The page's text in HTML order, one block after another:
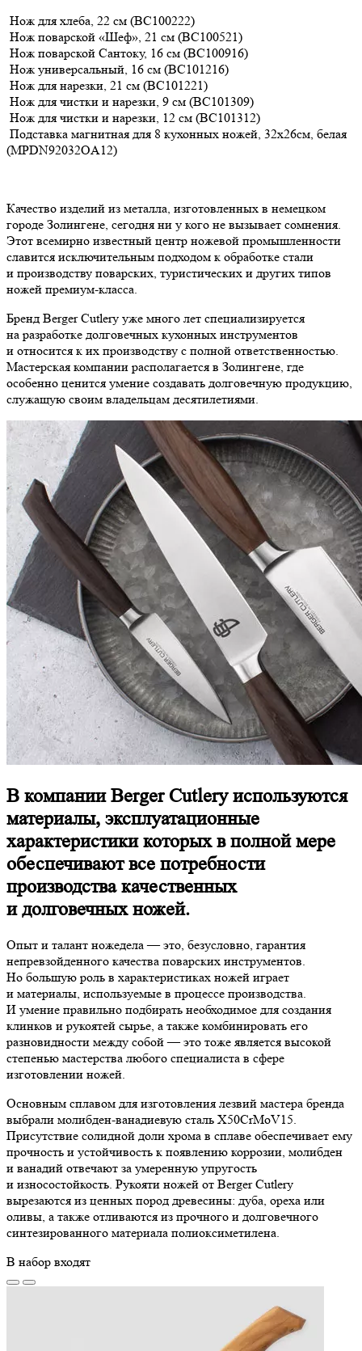
Нож для хлеба, 22 см (BC100222)
Нож поварской «Шеф», 21 см (BC100521)
Нож поварской Сантоку, 16 см (BC100916)
Нож универсальный, 16 см (BC101216)
Нож для нарезки, 21 см (BC101221)
Нож для чистки и нарезки, 9 см (BC101309)
Нож для чистки и нарезки, 12 см (BC101312)
Подставка магнитная для 8 кухонных ножей, 32х26см, белая
(MPDN92032OA12)
Качество изделий из металла, изготовленных в немецком
городе Золингене, сегодня ни у кого не вызывает сомнения.
Этот всемирно известный центр ножевой промышленности
славится исключительным подходом к обработке стали
и производству поварских, туристических и других типов
ножей премиум-класса.
Бренд Berger Cutlery уже много лет специализируется
на разработке долговечных кухонных инструментов
и относится к их производству с полной ответственностью.
Мастерская компании располагается в Золингене, где
особенно ценится умение создавать долговечную продукцию,
служащую своим владельцам десятилетиями.
В компании Berger Cutlery используются
материалы, эксплуатационные
характеристики которых в полной мере
обеспечивают все потребности
производства качественных
и долговечных ножей.
Опыт и талант ножедела — это, безусловно, гарантия
непревзойденного качества поварских инструментов.
Но большую роль в характеристиках ножей играет
и материалы, используемые в процессе производства.
И умение правильно подбирать необходимое для создания
клинков и рукоятей сырье, а также комбинировать его
разновидности между собой — это тоже является высокой
степенью мастерства любого специалиста в сфере
изготовлении ножей.
Основным сплавом для изготовления лезвий мастера бренда
выбрали молибден-ванадиевую сталь X50CrMoV15.
Присутствие солидной доли хрома в сплаве обеспечивает ему
прочность и устойчивость к появлению коррозии, молибден
и ванадий отвечают за умеренную упругость
и износостойкость. Рукояти ножей от Berger Cutlery
вырезаются из ценных пород древесины: дуба, ореха или
оливы, а также отливаются из прочного и долговечного
синтезированного материала полиоксиметилена.
В набор входят